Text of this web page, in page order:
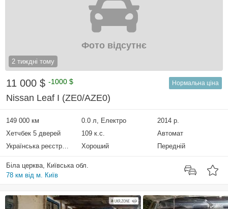
2 тиждні тому
Фото відсутнє
11 000 $ -1000 $ Нормальна ціна
Nissan Leaf I (ZE0/AZE0)
149 000 км 0.0 л, Електро
2014 р.
Хетчбек 5 дверей
109 к.с.
Автомат
Українська реєстрація
Хороший Передній
Біла церква, Київська обл.
78 км від м. Київ